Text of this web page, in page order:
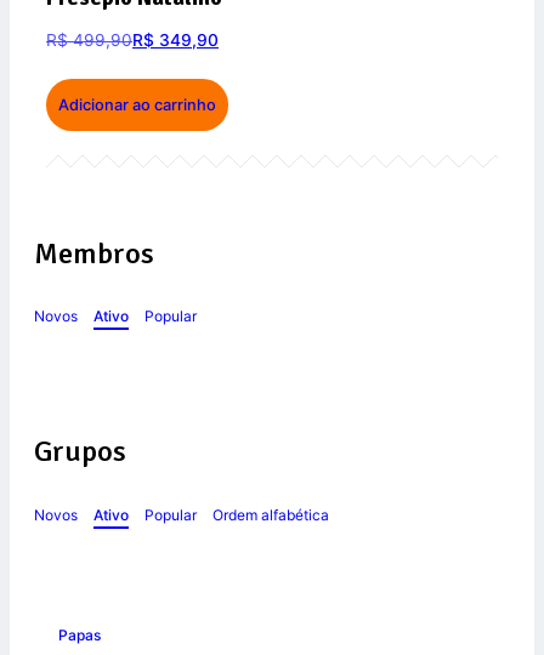
R$499,90R$ 349,90
Adicionar ao carrinho
Membros
Novos Ativo Popular
Grupos
Novos Ativo Popular Ordem alfabética
Papas